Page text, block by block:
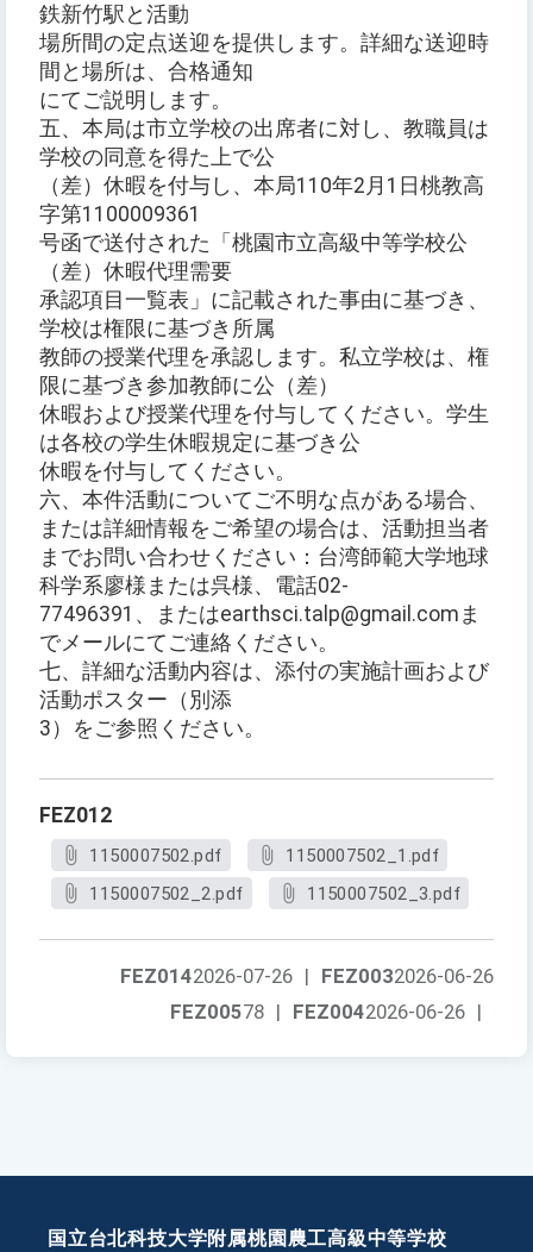
鉄新竹駅と活動
場所間の定点送迎を提供します。詳細な送迎時
間と場所は、合格通知
にてご説明します。
五、本局は市立学校の出席者に対し、教職員は
学校の同意を得た上で公
（差）休暇を付与し、本局110年2月1日桃教高
字第1100009361
号函で送付された「桃園市立高級中等学校公
（差）休暇代理需要
承認項目一覧表」に記載された事由に基づき、
学校は権限に基づき所属
教師の授業代理を承認します。私立学校は、権
限に基づき参加教師に公（差）
休暇および授業代理を付与してください。学生
は各校の学生休暇規定に基づき公
休暇を付与してください。
六、本件活動についてご不明な点がある場合、
または詳細情報をご希望の場合は、活動担当者
までお問い合わせください：台湾師範大学地球
科学系廖様または呉様、電話02-
77496391、またはearthsci.talp@gmail.comま
でメールにてご連絡ください。
七、詳細な活動内容は、添付の実施計画および
活動ポスター（別添
3）をご参照ください。
FEZ012
1150007502.pdf
1150007502_1.pdf
1150007502_2.pdf
1150007502_3.pdf
FEZ0032026-06-26
FEZ0142026-07-26 |
FEZ0042026-06-26 |
FEZ00578 |
国立台北科技大学附属桃園農工高級中等学校